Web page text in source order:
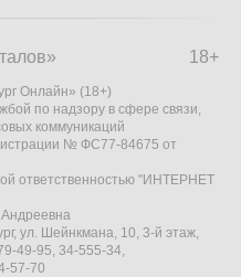
18+
Онлайн» (18+)
по надзору в сфере связи,
коммуникаций
№ ФС77-84675 от
ответственностью "ИНТЕРНЕТ
ул. Шейнкмана, 10, 3-й этаж,
49-95, 34-555-34,
57-70